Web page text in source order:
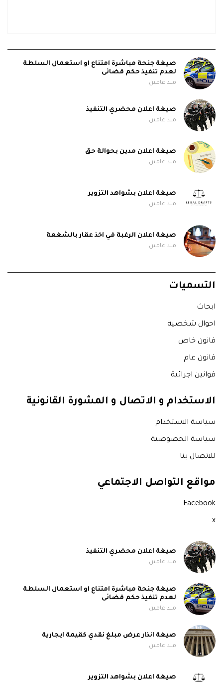
صيغة جنحة مباشرة امتناع او استعمال السلطة
لعدم تنفيذ حكم قضائى
منذ عامين
صيغة اعلان محضري التنفيذ
منذ عامين
صيغة اعلان مدين بحوالة حق
منذ عامين
صيغة اعلان بشواهد التزوير
منذ عامين
صيغة اعلان الرغبة في اخذ عقار بالشغعة
منذ عامين
التسميات
ابحاث
احوال شخصية
قانون خاص
قانون عام
قوانين اجرائية
الاستخدام و الاتصال و المشورة القانونية
سياسة الاستخدام
سياسة الخصوصية
للاتصال بنا
مواقع التواصل الاجتماعي
Facebook
x
صيغة اعلان محضري التنفيذ
منذ عامين
صيغة جنحة مباشرة امتناع او استعمال السلطة
لعدم تنفيذ حكم قضائى
منذ عامين
صيغة انذار عرض مبلغ نقدي كقيمة ايجارية
منذ عامين
صيغة اعلان بشواهد التزوير